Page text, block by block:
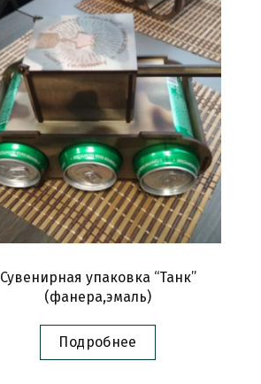
Сувенирная упаковка “Танк”
(фанера,эмаль)
Подробнее